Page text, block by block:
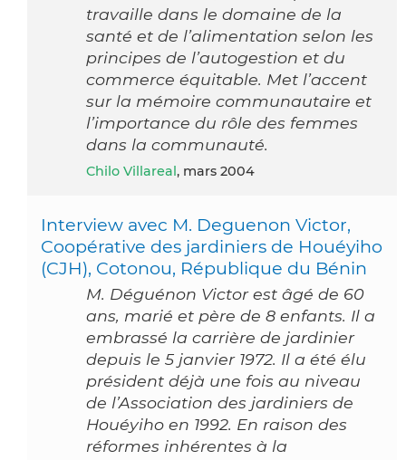
travaille dans le domaine de la
santé et de l’alimentation selon les
principes de l’autogestion et du
commerce équitable. Met l’accent
sur la mémoire communautaire et
l’importance du rôle des femmes
dans la communauté.
Chilo Villareal , mars 2004
Interview avec M. Deguenon Victor,
Coopérative des jardiniers de Houéyiho
(CJH), Cotonou, République du Bénin
M. Déguénon Victor est âgé de 60
ans, marié et père de 8 enfants. Il a
embrassé la carrière de jardinier
depuis le 5 janvier 1972. Il a été élu
président déjà une fois au niveau
de l’Association des jardiniers de
Houéyiho en 1992. En raison des
réformes inhérentes à la